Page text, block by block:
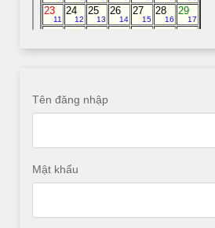
Tên đăng nhập
Mật khẩu